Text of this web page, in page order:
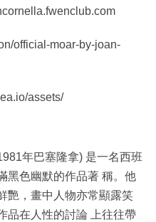
official-moar-by-joan-
assets/
年巴塞隆拿) 是一名西班
黑色幽默的作品著 稱。他
艷，畫中人物亦常顯露笑
品在人性的討論 上往往帶